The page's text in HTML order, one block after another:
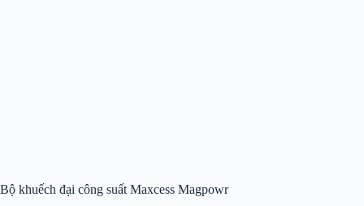
Bộ khuếch đại công suất Maxcess Magpowr